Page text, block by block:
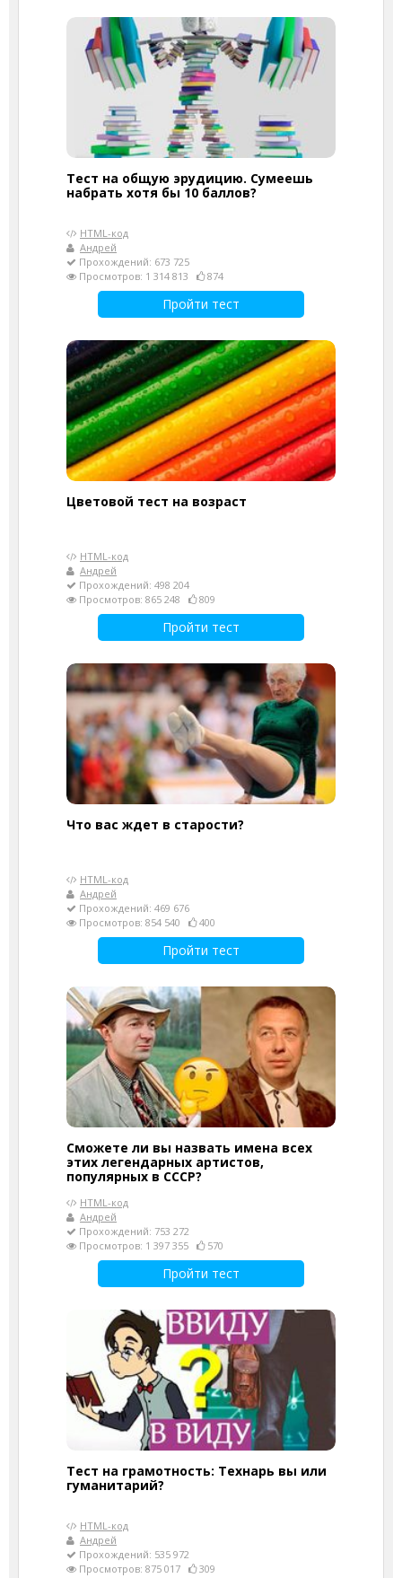
Тест на общую эрудицию. Сумеешь
набрать хотя бы 10 баллов?
HTML-код
Андрей
Прохождений: 673 725
Просмотров: 1 314 813
874
Пройти тест
Цветовой тест на возраст
HTML-код
Андрей
Прохождений: 498 204
Просмотров: 865 248
809
Пройти тест
Что вас ждет в старости?
HTML-код
Андрей
Прохождений: 469 676
Просмотров: 854 540
400
Пройти тест
Сможете ли вы назвать имена всех
этих легендарных артистов,
популярных в СССР?
HTML-код
Андрей
Прохождений: 753 272
Просмотров: 1 397 355
570
Пройти тест
Тест на грамотность: Технарь вы или
гуманитарий?
HTML-код
Андрей
Прохождений: 535 972
Просмотров: 875 017
309